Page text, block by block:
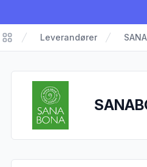
Kassalapp
Leverandører